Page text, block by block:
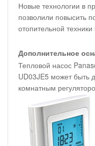
Новые технологии в
позволили повысить
отопительной
Дополнительное
Тепловой насос
UD03JE5 может быть
комнатным